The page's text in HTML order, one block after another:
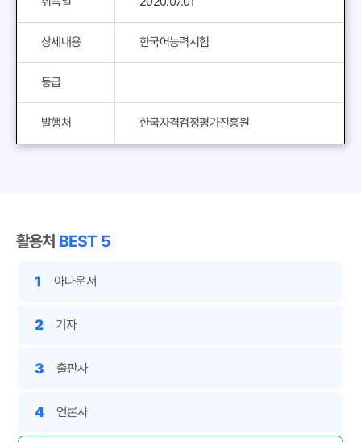
상세내용 한국어능력시험
등급
발행처 한국자격검정평가진흥원
활용처 BEST 5
1 아나운서
2 기자
3 출판사
4 언론사